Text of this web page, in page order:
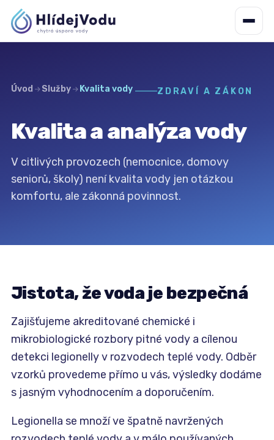
Úvod Služby Kvalita vody ZDRAVÍ A ZÁKON
Kvalita a analýza vody
V citlivých provozech (nemocnice, domovy
seniorů, školy) není kvalita vody jen otázkou
komfortu, ale zákonná povinnost.
Jistota, že voda je bezpečná
Zajišťujeme akreditované chemické i
mikrobiologické rozbory pitné vody a cílenou
detekci legionelly v rozvodech teplé vody. Odběr
vzorků provedeme přímo u vás, výsledky dodáme
s jasným vyhodnocením a doporučením.
Legionella se množí ve špatně navržených